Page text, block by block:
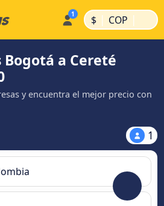
$ | COP |
Bogotá a Cereté
y encuentra el mejor precio con
1